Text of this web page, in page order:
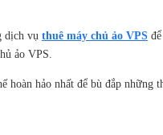
dịch vụ thuê máy chủ ảo VPS
ảo VPS.
hoàn hảo nhất để bù đắp